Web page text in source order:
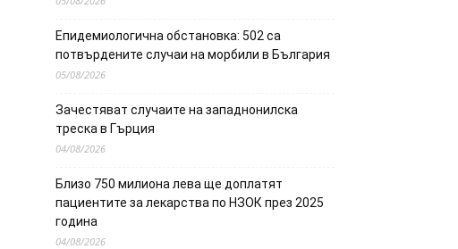
Епидемиологична обстановка: 502 са
потвърдените случаи на морбили в България
05/08/2026
Зачестяват случаите на западнонилска
треска в Гърция
04/08/2026
Близо 750 милиона лева ще доплатят
пациентите за лекарства по НЗОК през 2025
година
04/08/2026